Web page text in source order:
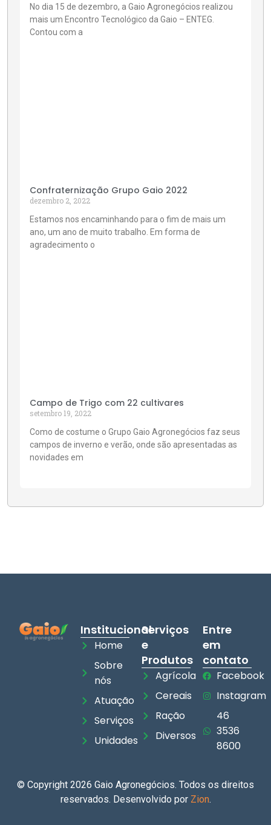
No dia 15 de dezembro, a Gaio Agronegócios realizou
mais um Encontro Tecnológico da Gaio – ENTEG.
Contou com a
Confraternização Grupo Gaio 2022
dezembro 2, 2022
Estamos nos encaminhando para o fim de mais um
ano, um ano de muito trabalho. Em forma de
agradecimento o
Campo de Trigo com 22 cultivares
setembro 19, 2022
Como de costume o Grupo Gaio Agronegócios faz seus
campos de inverno e verão, onde são apresentadas as
novidades em
Institucional
Home
Sobre
nós
Atuação
Serviços
Unidades
Serviços
e
Produtos
Agrícola
Cereais
Ração
Diversos
Entre
em
contato
Facebook
Instagram
46
3536
8600
© Copyright 2026 Gaio Agronegócios. Todos os direitos
reservados. Desenvolvido por Zion.